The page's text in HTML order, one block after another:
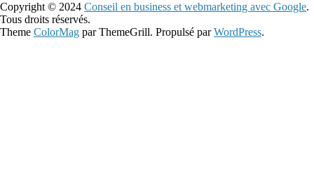
Copyright © 2024 Conseil en business et webmarketing avec Google.
Tous droits réservés.
Theme ColorMag par ThemeGrill. Propulsé parWordPress.